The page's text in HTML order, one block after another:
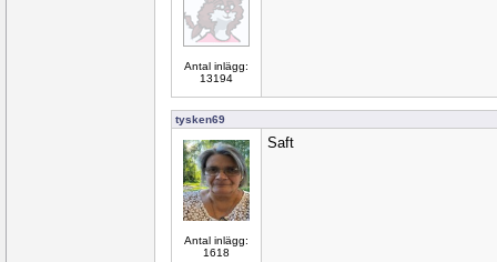
Antal inlägg:
13194
tysken69
Antal inlägg:
1618
Saft